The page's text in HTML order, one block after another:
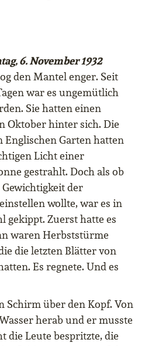
6. November 1932
den Mantel enger. Seit
war es ungemütlich
Sie hatten einen
Oktober hinter sich. Die
Englischen Garten hatten
Licht einer
gestrahlt. Doch als ob
der
wollte, war es in
gekippt. Zuerst hatte es
waren Herbststürme
die letzten Blätter von
Es regnete. Und es
Schirm über den Kopf. Von
herab und er musste
die Leute bespritzte, die